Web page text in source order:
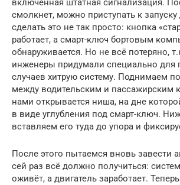
включённая штатная сигнализация.
смолкнет, можно приступать к запуску
сделать это не так просто: кнопка
работает, а смарт-ключ бортовым
обнаруживается. Но не всё потеряно,
инженеры придумали специально для
случаев хитрую систему. Поднимаем
между водительским и пассажирским
нами открывается ниша, на дне
в виде углубления под смарт-ключ.
вставляем его туда до упора и
После этого пытаемся вновь завести
сей раз всё должно получиться:
оживёт, а двигатель заработает.